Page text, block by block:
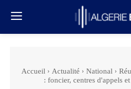
Accueil Actualité National
: foncier, centres d'appels